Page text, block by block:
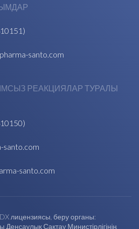
santo.com
РЕАКЦИЯЛАР ТУРАЛЫ
santo.com
santo.com
лицензиясы, беру органы:
Денсаулық Сақтау Министірлігінің